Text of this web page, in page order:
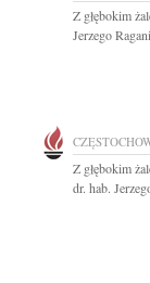
Z głębokim
Jerzego
Z głębokim
dr. hab.